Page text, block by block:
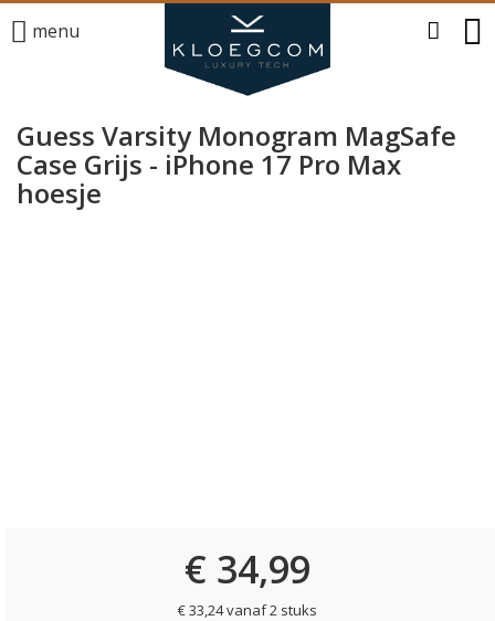
menu
Guess Varsity Monogram MagSafe
Case Grijs - iPhone 17 Pro Max
hoesje
€ 34,99
€ 33,24 vanaf 2 stuks